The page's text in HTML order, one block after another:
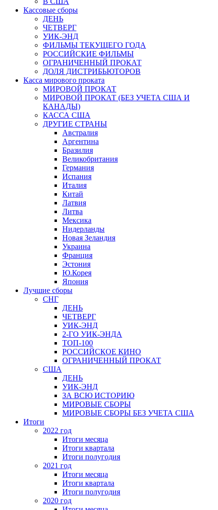
Кассовые сборы
ДЕНЬ
ЧЕТВЕРГ
УИК-ЭНД
ФИЛЬМЫ ТЕКУЩЕГО ГОДА
РОССИЙСКИЕ ФИЛЬМЫ
ОГРАНИЧЕННЫЙ ПРОКАТ
ДОЛЯ ДИСТРИБЬЮТОРОВ
Касса мирового проката
МИРОВОЙ ПРОКАТ
МИРОВОЙ ПРОКАТ (БЕЗ УЧЕТА США И
КАНАДЫ)
КАССА США
ДРУГИЕ СТРАНЫ
Австралия
Аргентина
Бразилия
Великобритания
Германия
Испания
Италия
Китай
Латвия
Литва
Мексика
Нидерланды
Новая Зеландия
Украина
Франция
Эстония
Ю.Корея
Япония
Лучшие сборы
СНГ
ДЕНЬ
ЧЕТВЕРГ
УИК-ЭНД
2-ГО УИК-ЭНДА
ТОП-100
РОССИЙСКОЕ КИНО
ОГРАНИЧЕННЫЙ ПРОКАТ
США
ДЕНЬ
УИК-ЭНД
ЗА ВСЮ ИСТОРИЮ
МИРОВЫЕ СБОРЫ
МИРОВЫЕ СБОРЫ БЕЗ УЧЕТА США
Итоги
2022 год
Итоги месяца
Итоги квартала
Итоги полугодия
2021 год
Итоги месяца
Итоги квартала
Итоги полугодия
2020 год